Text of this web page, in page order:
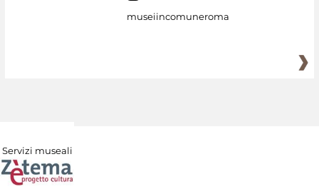
museiincomuneroma
Servizi museali